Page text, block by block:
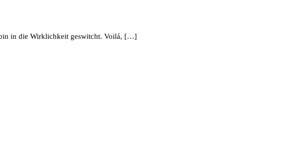
bin in die Wirklichkeit geswitcht. Voilá, […]